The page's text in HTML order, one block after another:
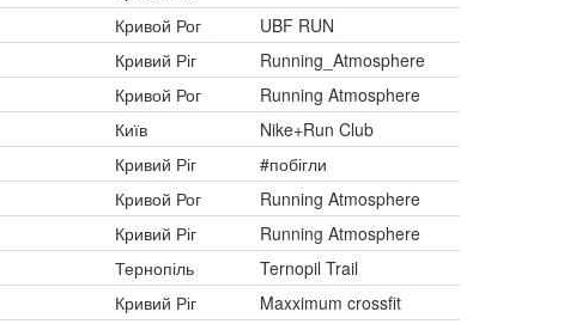
Кривой Рог
UBF RUN
Кривий Ріг
Running_Atmosphere
Кривой Рог
Running Atmosphere
Київ
Nike+Run Club
Кривий Ріг
#побігли
Кривой Рог
Running Atmosphere
Кривий Ріг
Running Atmosphere
Тернопіль
Ternopil Trail
Кривий Ріг
Maxximum crossfit